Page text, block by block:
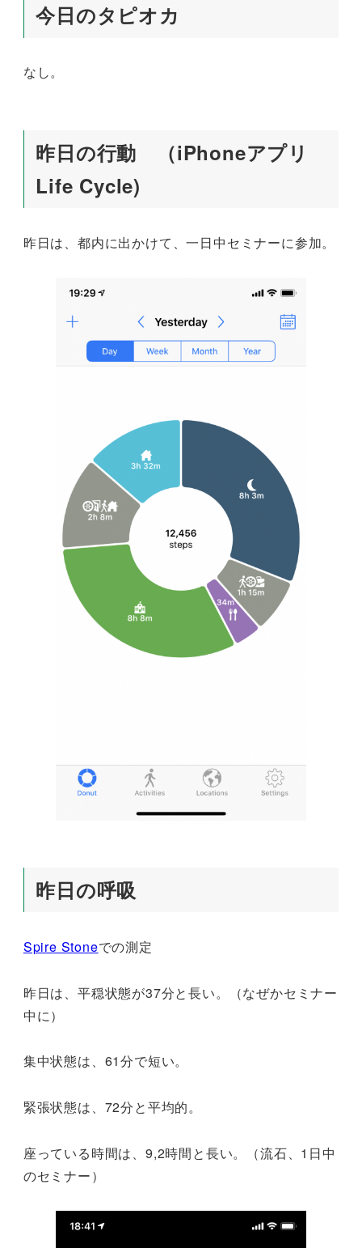
今日のタピオカ
なし。
昨日の行動 （iPhoneアプリ
Life Cycle)
昨日は、都内に出かけて、一日中セミナーに参加。
昨日の呼吸
Spire Stoneでの測定
昨日は、平穏状態が37分と長い。（なぜかセミナー
中に）
集中状態は、61分で短い。
緊張状態は、72分と平均的。
座っている時間は、9,2時間と長い。（流石、1日中
のセミナー）